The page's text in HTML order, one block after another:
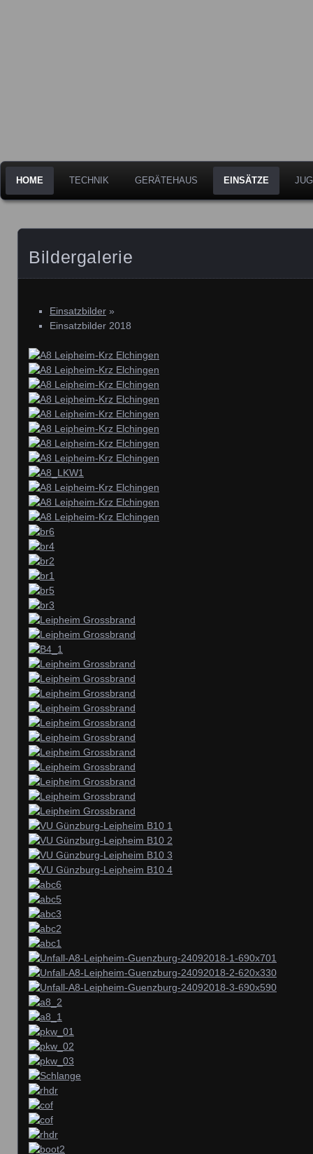
HOME TECHNIK GERÄTEHAUS EINSÄTZE
Bildergalerie
Einsatzbilder »
Einsatzbilder 2018